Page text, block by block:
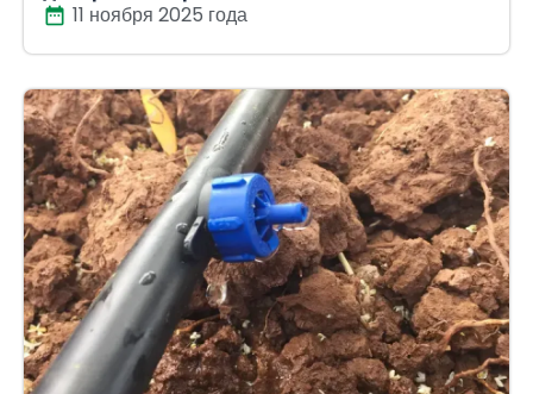
11 ноября 2025 года